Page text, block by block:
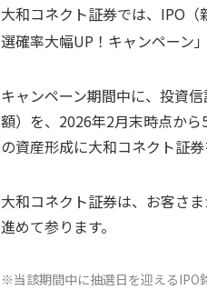
大和コネクト証券では、IPO
選確率大幅UP！キャンペーン
キャンペーン期間中に、投資
額）を、2026年2月末時点か
の資産形成に大和コネクト証券
大和コネクト証券は、お客さ
進めて参ります。
※当該期間中に抽選日を迎えるIPO